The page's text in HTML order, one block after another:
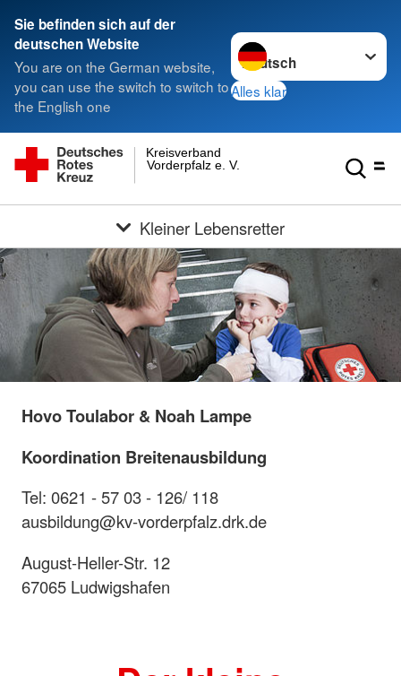
Sie befinden sich auf der
deutschen Website
You are on the German website,
you can use the switch to switch to
the English one
Sprache wechseln zu
Alles klar
Vorderpfalz e. V.
Kreisverband
Kleiner Lebensretter
Hovo Toulabor & Noah Lampe
Koordination Breitenausbildung
Tel: 0621 - 57 03 - 126/ 118
ausbildung@kv-vorderpfalz.drk.de
August-Heller-Str. 12
67065 Ludwigshafen